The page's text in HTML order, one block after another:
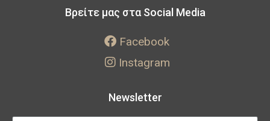
Βρείτε μας στα Social Media
Facebook
Instagram
Newsletter